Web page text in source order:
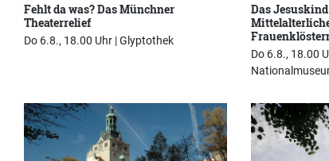
Fehlt da was? Das Münchner
Theaterrelief
Do 6.8., 18.00 Uhr |Glyptothek
Das
Do 6.8., 18.00